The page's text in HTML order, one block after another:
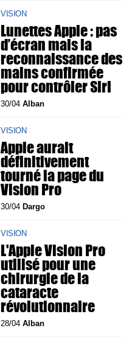
VISION
Lunettes Apple : pas
d’écran mais la
reconnaissance des
mains confirmée
pour contrôler Siri
30/04Alban
VISION
Apple aurait
définitivement
tourné la page du
Vision Pro
30/04 Dargo
VISION
L'Apple Vision Pro
utilisé pour une
chirurgie de la
cataracte
révolutionnaire
28/04Alban